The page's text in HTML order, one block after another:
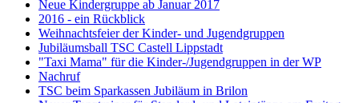
Neue Kindergruppe ab Januar 2017
2016 - ein Rückblick
Weihnachtsfeier der Kinder- und Jugendgruppen
Jubiläumsball TSC Castell Lippstadt
"Taxi Mama" für die Kinder-/Jugendgruppen in der WP
Nachruf
TSC beim Sparkassen Jubiläum in Brilon